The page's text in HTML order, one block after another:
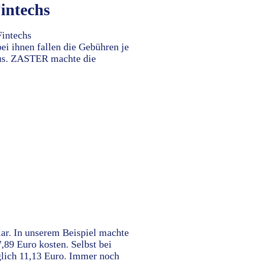
ihnen fallen die Gebühren je
ZASTER machte die
In unserem Beispiel machte
Euro kosten. Selbst bei
11,13 Euro. Immer noch